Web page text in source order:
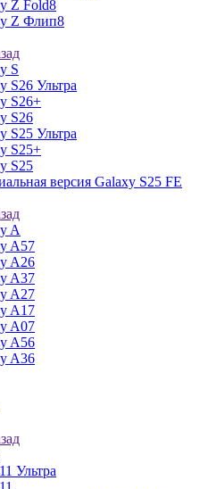
Z Fold8
Z Флип8
S
S26 Ультра
S26+
S26
S25 Ультра
S25+
S25
версия Galaxy S25 FE
A
A57
A26
A37
A27
A17
A07
A56
A36
Ультра